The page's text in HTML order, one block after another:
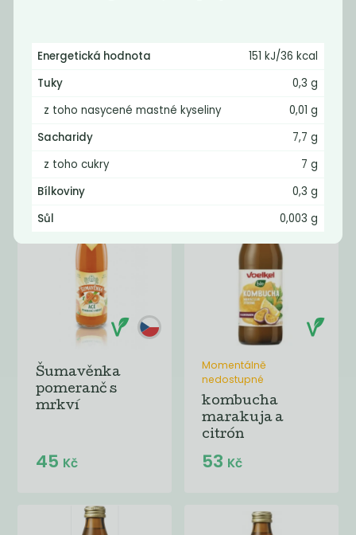
Šumavěnka
Šumavěnka
Šumavěnka
pomeranč s
mrkví
45 Kč
Momentálně
nedostupné
kombucha
marakuja a
citrón
53 Kč
Energetická hodnota
151 kJ/36 kcal
Tuky
0,3 g
z toho nasycené mastné kyseliny
0,01 g
Sacharidy
7,7 g
z toho cukry
7 g
Bílkoviny
0,3 g
Sůl
0,003 g